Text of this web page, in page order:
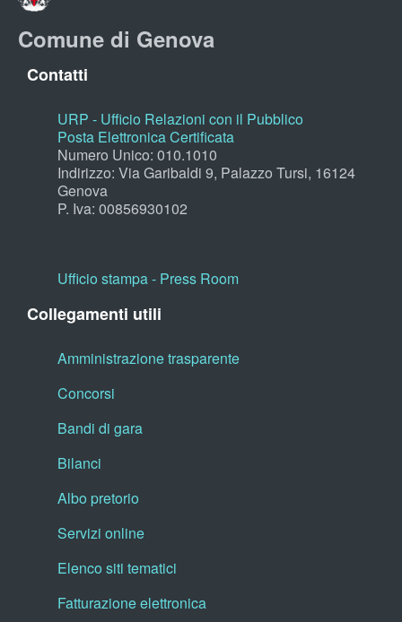
Comune di Genova
Contatti
URP - Ufficio Relazioni con il Pubblico
Posta Elettronica Certificata
Numero Unico: 010.1010
Indirizzo: Via Garibaldi 9, Palazzo Tursi, 16124
Genova
P. Iva: 00856930102
Ufficio stampa - Press Room
Collegamenti utili
Amministrazione trasparente
Concorsi
Bandi di gara
Bilanci
Albo pretorio
Servizi online
Elenco siti tematici
Fatturazione elettronica